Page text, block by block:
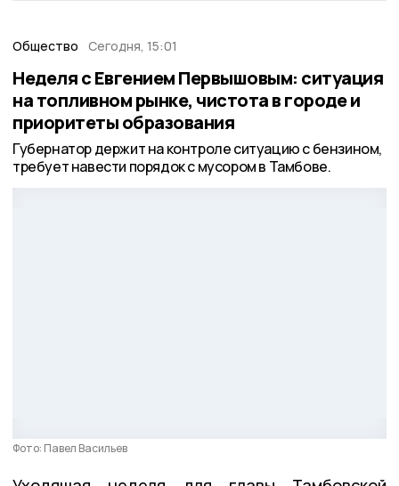
Общество Сегодня, 15:01
Неделя с Евгением Первышовым: ситуация
на топливном рынке, чистота в городе и
приоритеты образования
Губернатор держит на контроле ситуацию с бензином,
требует навести порядок с мусором в Тамбове.
Фото: Павел Васильев